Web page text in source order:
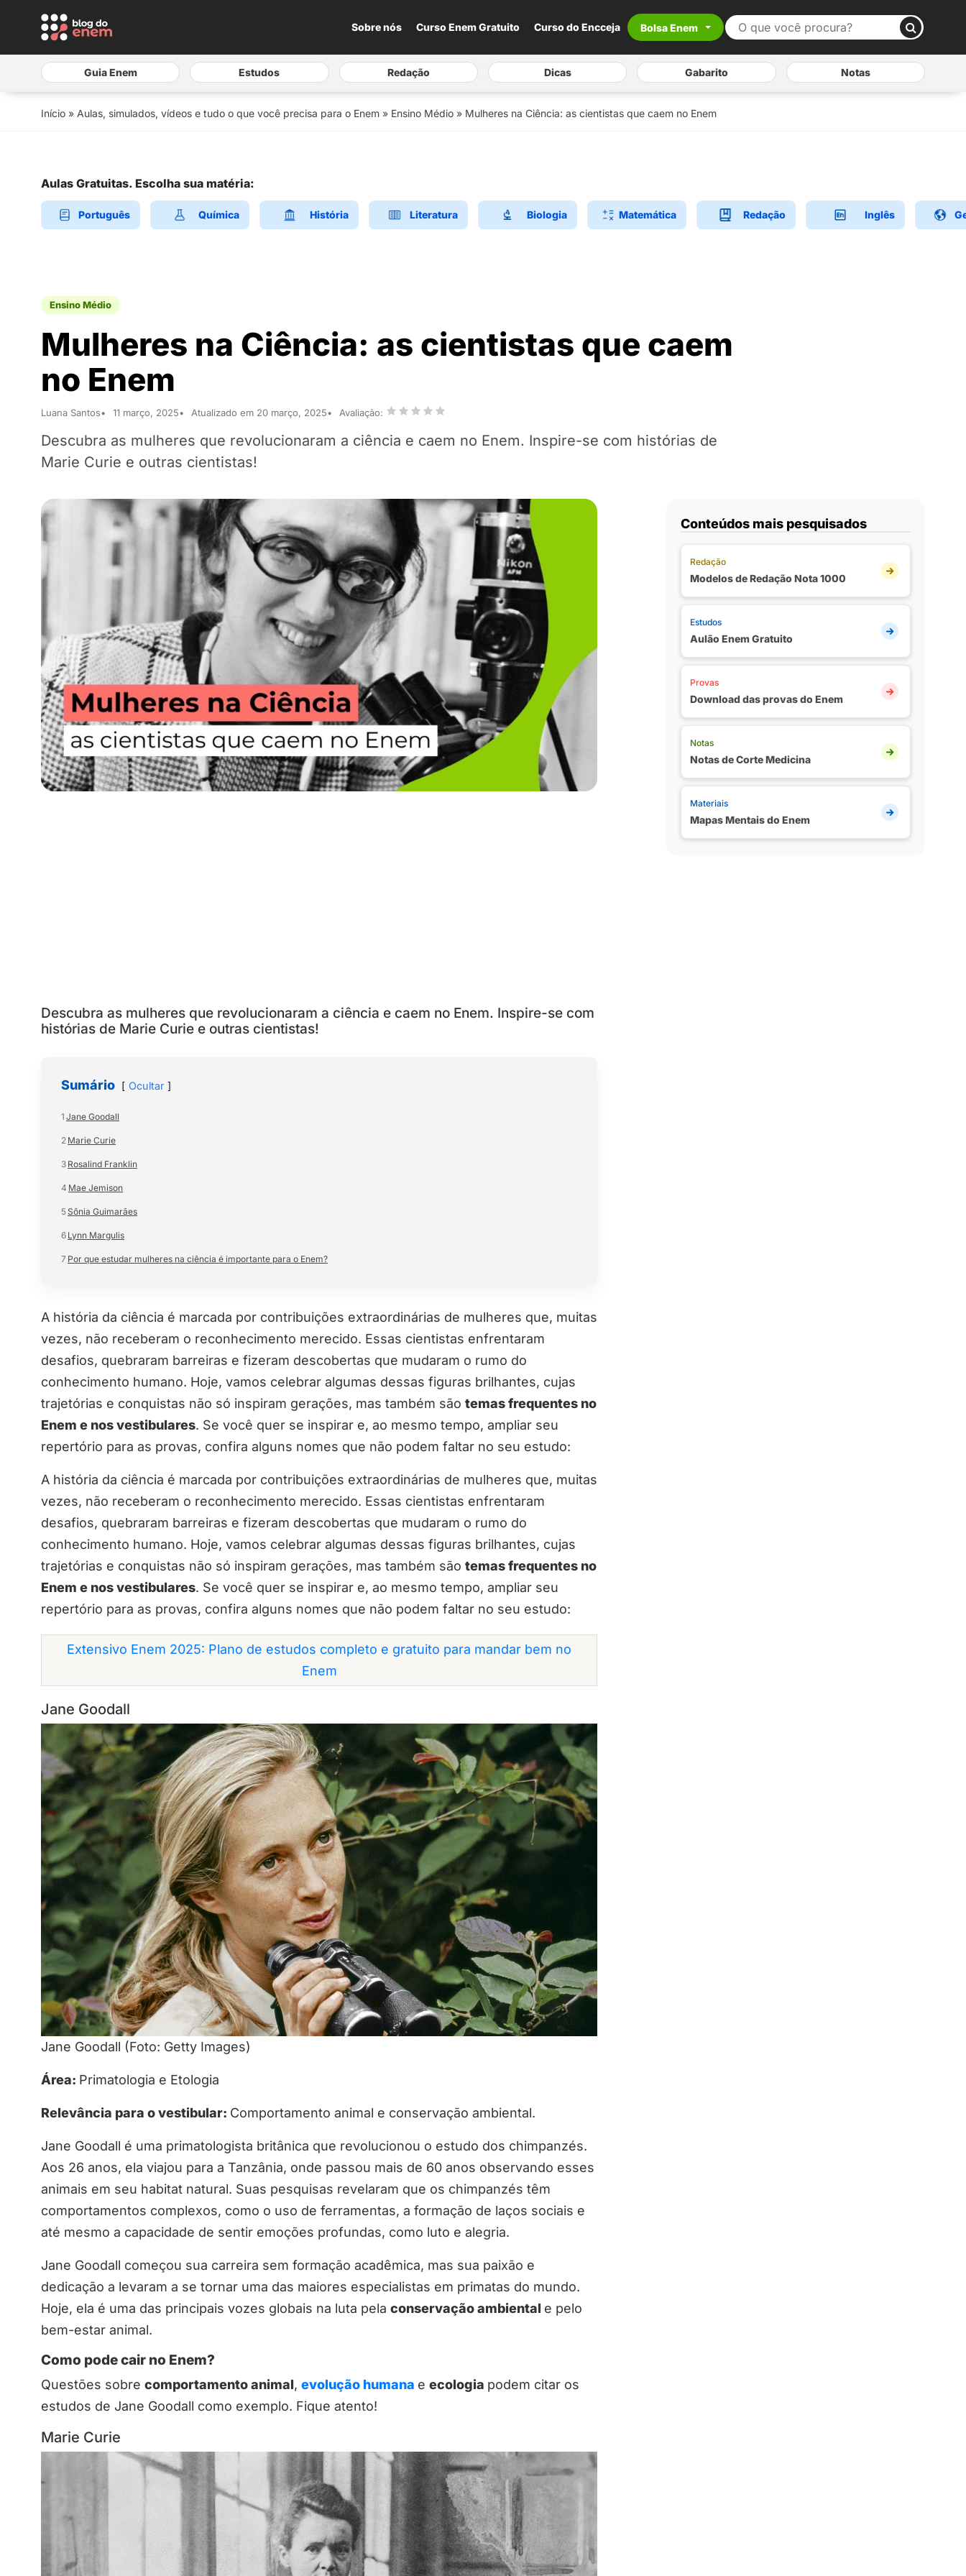
Sobre nós Curso Enem Gratuito Curso do Encceja Bolsa Enem
Guia Enem Estudos Redação Dicas Gabarito Notas
Início » Aulas, simulados, vídeos e tudo o que você precisa para o Enem » Ensino Médio » Mulheres na Ciência: as cientistas que caem no Enem
Aulas Gratuitas. Escolha sua matéria:
Português Química História Literatura Biologia Matemática Redação Inglês
Ensino Médio
Mulheres na Ciência: as cientistas que caem
no Enem
Luana Santos 11 março, 2025 Atualizado em 20 março, 2025 Avaliação:
Descubra as mulheres que revolucionaram a ciência e caem no Enem. Inspire-se com histórias de
Marie Curie e outras cientistas!
Descubra as mulheres que revolucionaram a ciência e caem no Enem. Inspire-se com
histórias de Marie Curie e outras cientistas!
Sumário Ocultar
1 Jane Goodall
2 Marie Curie
3 Rosalind Franklin
4 Mae Jemison
5 Sônia Guimarães
6 Lynn Margulis
7 Por que estudar mulheres na ciência é importante para o Enem?
A história da ciência é marcada por contribuições extraordinárias de mulheres que, muitas
vezes, não receberam o reconhecimento merecido. Essas cientistas enfrentaram
desafios, quebraram barreiras e fizeram descobertas que mudaram o rumo do
conhecimento humano. Hoje, vamos celebrar algumas dessas figuras brilhantes, cujas
trajetórias e conquistas não só inspiram gerações, mas também são temas frequentes no
Enem e nos vestibulares. Se você quer se inspirar e, ao mesmo tempo, ampliar seu
repertório para as provas, confira alguns nomes que não podem faltar no seu estudo:
A história da ciência é marcada por contribuições extraordinárias de mulheres que, muitas
vezes, não receberam o reconhecimento merecido. Essas cientistas enfrentaram
desafios, quebraram barreiras e fizeram descobertas que mudaram o rumo do
conhecimento humano. Hoje, vamos celebrar algumas dessas figuras brilhantes, cujas
trajetórias e conquistas não só inspiram gerações, mas também são temas frequentes no
Enem e nos vestibulares. Se você quer se inspirar e, ao mesmo tempo, ampliar seu
repertório para as provas, confira alguns nomes que não podem faltar no seu estudo:
Extensivo Enem 2025: Plano de estudos completo e gratuito para mandar bem no
Enem
Jane Goodall
Jane Goodall (Foto: Getty Images)
Área: Primatologia e Etologia
Relevância para o vestibular: Comportamento animal e conservação ambiental.
Jane Goodall é uma primatologista britânica que revolucionou o estudo dos chimpanzés.
Aos 26 anos, ela viajou para a Tanzânia, onde passou mais de 60 anos observando esses
animais em seu habitat natural. Suas pesquisas revelaram que os chimpanzés têm
comportamentos complexos, como o uso de ferramentas, a formação de laços sociais e
até mesmo a capacidade de sentir emoções profundas, como luto e alegria.
Jane Goodall começou sua carreira sem formação acadêmica, mas sua paixão e
dedicação a levaram a se tornar uma das maiores especialistas em primatas do mundo.
Hoje, ela é uma das principais vozes globais na luta pela conservação ambiental e pelo
bem-estar animal.
Como pode cair no Enem?
Questões sobre comportamento animal, evolução humana e ecologia podem citar os
estudos de Jane Goodall como exemplo. Fique atento!
Marie Curie
Conteúdos mais pesquisados
Redação
Modelos de Redação Nota 1000
Estudos
Aulão Enem Gratuito
Provas
Download das provas do Enem
Notas
Notas de Corte Medicina
Materiais
Mapas Mentais do Enem